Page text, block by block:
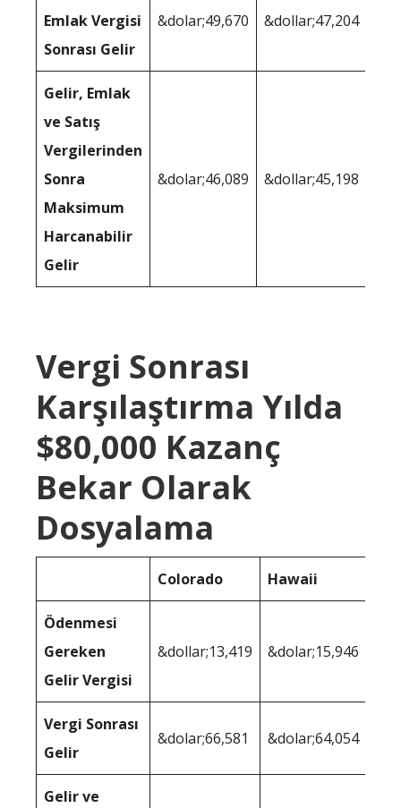
Emlak Vergisi
Sonrası Gelir
&dolar;49,670 &dollar;47,204
Gelir, Emlak
ve Satış
Vergilerinden
Sonra
Maksimum
Harcanabilir
Gelir
&dolar;46,089 &dollar;45,198
Vergi Sonrası
Karşılaştırma Yılda
$80,000 Kazanç
Bekar Olarak
Dosyalama
Colorado Hawaii
Ödenmesi
Gereken
Gelir Vergisi
&dollar;13,419 &dolar;15,946
Vergi Sonrası
Gelir
&dolar;66,581 &dolar;64,054
Gelir ve